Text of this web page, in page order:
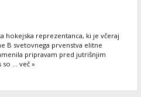
hokejska reprezentanca, ki je včeraj
B svetovnega prvenstva elitne
pripravam pred jutrišnjim
... več »